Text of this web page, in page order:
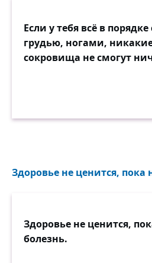
Если у тебя всё в
грудью, ногами,
сокровища не смогут
Здоровье не ценится, пока
Здоровье не ценится,
болезнь.